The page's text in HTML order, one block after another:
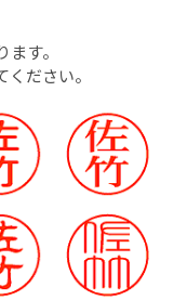
す。
ください。